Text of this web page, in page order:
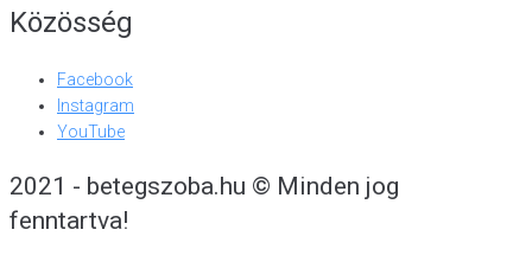
Közösség
Facebook
Instagram
YouTube
2021 - betegszoba.hu © Minden jog
fenntartva!